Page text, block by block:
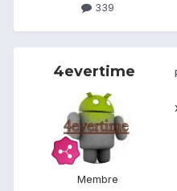
339
4evertime
Membre